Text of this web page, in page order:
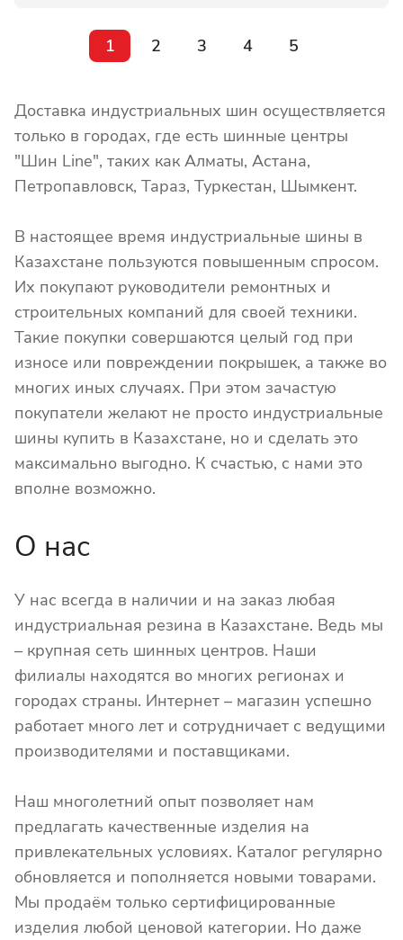
1 2 3 4 5
Доставка индустриальных шин осуществляется
только в городах, где есть шинные центры
"Шин Line", таких как Алматы, Астана,
Петропавловск, Тараз, Туркестан, Шымкент.
В настоящее время индустриальные шины в
Казахстане пользуются повышенным спросом.
Их покупают руководители ремонтных и
строительных компаний для своей техники.
Такие покупки совершаются целый год при
износе или повреждении покрышек, а также во
многих иных случаях. При этом зачастую
покупатели желают не просто индустриальные
шины купить в Казахстане, но и сделать это
максимально выгодно. К счастью, с нами это
вполне возможно.
О нас
У нас всегда в наличии и на заказ любая
индустриальная резина в Казахстане. Ведь мы
– крупная сеть шинных центров. Наши
филиалы находятся во многих регионах и
городах страны. Интернет – магазин успешно
работает много лет и сотрудничает с ведущими
производителями и поставщиками.
Наш многолетний опыт позволяет нам
предлагать качественные изделия на
привлекательных условиях. Каталог регулярно
обновляется и пополняется новыми товарами.
Мы продаём только сертифицированные
изделия любой ценовой категории. Но даже